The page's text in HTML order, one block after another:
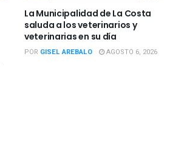
La Municipalidad de La Costa
saluda a los veterinarios y
veterinarias en su día
POR GISEL AREBALO AGOSTO 6, 2026